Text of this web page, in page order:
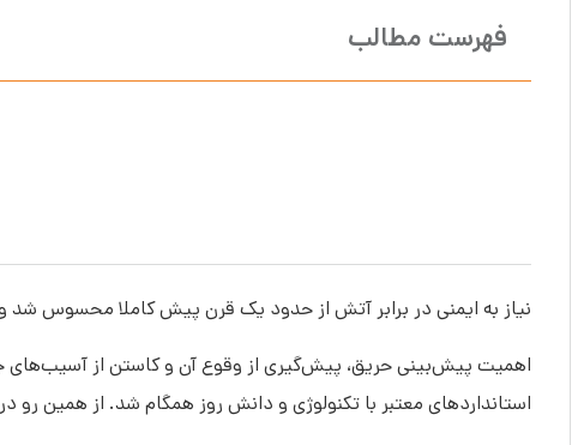
فهرست مطالب
نیاز به ایمنی در برابر آتش از حدود یک قرن پیش کاملا محسوس
اهمیت پیش‌بینی حریق، پیش‌گیری از وقوع آن و کاستن از آسیب‌های
استانداردهای معتبر با تکنولوژی و دانش روز همگام شد. از همین